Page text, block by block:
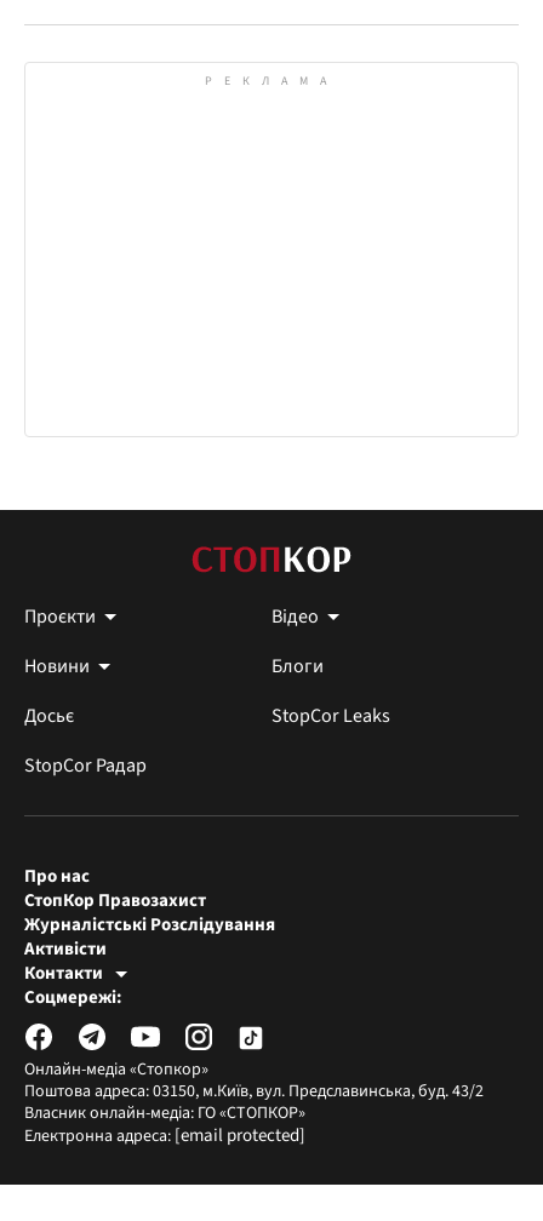
Проєкти
Відео
Новини
Блоги
Досьє
StopCor Leaks
StopCor Радар
Онлайн-медіа «Стопкор»
Поштова адреса: 03150, м.Київ, вул. Предславинська, буд. 43/2
Власник онлайн-медіа: ГО «СТОПКОР»
Електронна адреса: [email protected]
Про нас
СтопКор Правозахист
Журналістські Розслідування
Активісти
Контакти
Редакція СтопКора
Журналісти-розслідувачі
Соцмережі: